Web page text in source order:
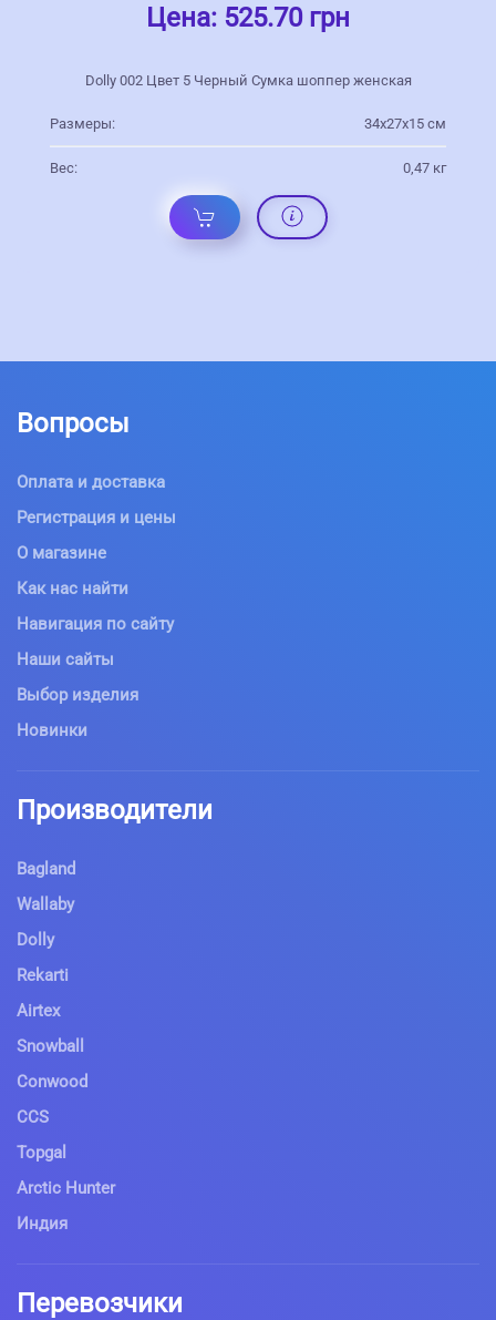
Цена: 525.70 грн
Dolly 002 Цвет 5 Черный Сумка шоппер женская
Размеры: 34х27х15 см
Вес: 0,47 кг
Вопросы
Оплата и доставка
Регистрация и цены
О магазине
Как нас найти
Навигация по сайту
Наши сайты
Выбор изделия
Новинки
Производители
Bagland
Wallaby
Dolly
Rekarti
Airtex
Snowball
Conwood
CCS
Topgal
Arctic Hunter
Индия
Перевозчики